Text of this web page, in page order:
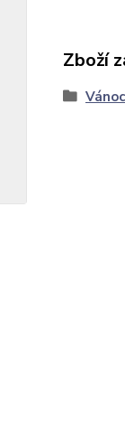
Zboží